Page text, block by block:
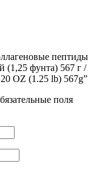
пептиды
(1,25 фунта) 567 г /
OZ (1.25 lb) 567g”
поля